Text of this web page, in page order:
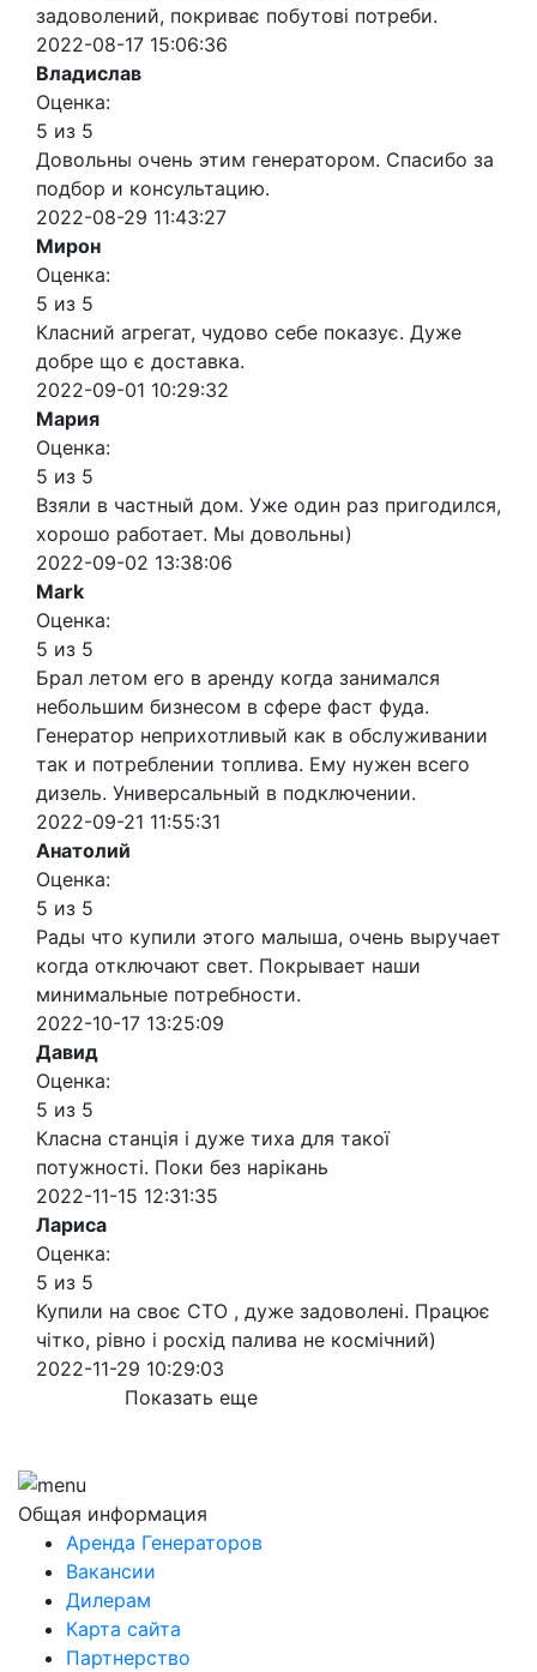
задоволений, покриває побутові потреби.
2022-08-17 15:06:36
Владислав
Оценка:
5 из 5
Довольны очень этим генератором. Спасибо за
подбор и консультацию.
2022-08-29 11:43:27
Мирон
Оценка:
5 из 5
Класний агрегат, чудово себе показує. Дуже
добре що є доставка.
2022-09-01 10:29:32
Мария
Оценка:
5 из 5
Взяли в частный дом. Уже один раз пригодился,
хорошо работает. Мы довольны)
2022-09-02 13:38:06
Mark
Оценка:
5 из 5
Брал летом его в аренду когда занимался
небольшим бизнесом в сфере фаст фуда.
Генератор неприхотливый как в обслуживании
так и потреблении топлива. Ему нужен всего
дизель. Универсальный в подключении.
2022-09-21 11:55:31
Анатолий
Оценка:
5 из 5
Рады что купили этого малыша, очень выручает
когда отключают свет. Покрывает наши
минимальные потребности.
2022-10-17 13:25:09
Давид
Оценка:
5 из 5
Класна станція і дуже тиха для такої
потужності. Поки без нарікань
2022-11-15 12:31:35
Лариса
Оценка:
5 из 5
Купили на своє СТО , дуже задоволені. Працює
чітко, рівно і росхід палива не космічний)
2022-11-29 10:29:03
Показать еще
Общая информация
Аренда Генераторов
Вакансии
Дилерам
Карта сайта
Партнерство